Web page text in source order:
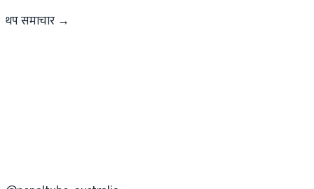
थप समाचार →